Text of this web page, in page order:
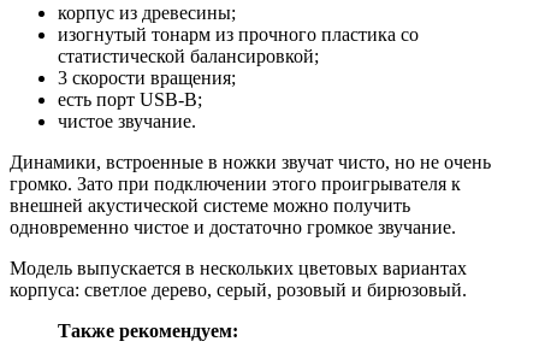
корпус из древесины;
изогнутый тонарм из прочного пластика со
статистической балансировкой;
3 скорости вращения;
есть порт USB-B;
чистое звучание.
Динамики, встроенные в ножки звучат чисто, но не очень
громко. Зато при подключении этого проигрывателя к
внешней акустической системе можно получить
одновременно чистое и достаточно громкое звучание.
Модель выпускается в нескольких цветовых вариантах
корпуса: светлое дерево, серый, розовый и бирюзовый.
Также рекомендуем: